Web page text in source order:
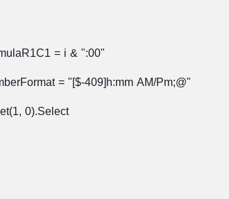
= i & ":00"
= "[$-409]h:mm AM/Pm;@"
0).Select